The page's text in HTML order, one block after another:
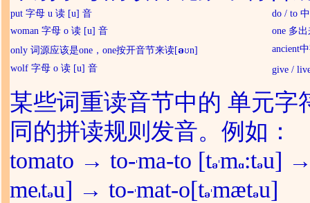
put 字母 u 读 [u] 音
do / to
woman 字母 o 读 [u] 音
one 多
only 词源应该是one，one按开音节来读[
n]
ancient
wolf 字母 o 读 [u] 音
give /
某些词重读音节中的 单元字
同的拼读规则发音。例如：
tomato → to-ma-to [t m :t u]
met u] → to-mat-o[t mæt u]